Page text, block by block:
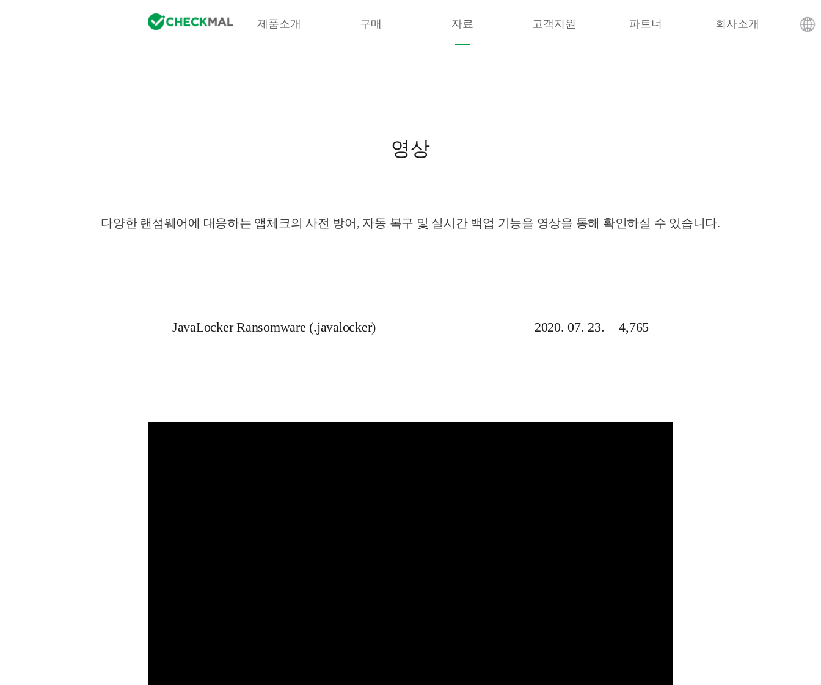
제품소개 구매 자료 고객지원 파트너 회사소개
영상
다양한 랜섬웨어에 대응하는 앱체크의 사전 방어, 자동 복구 및 실시간 백업 기능을 영상을 통해 확인하실 수 있습니다.
JavaLocker Ransomware (.javalocker) 2020. 07. 23. 4,765